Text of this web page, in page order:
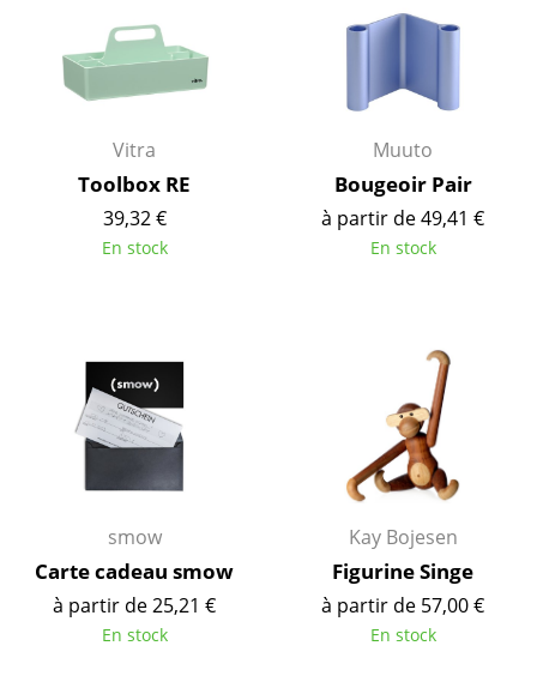
Pièces détachées
... voir tous les rangements
Luminaires
Suspensions & Plafonniers
Lampes de table
Lampes de sol
Appliques murales
Luminaires d’extérieur
... voir tous les luminaires
Vitra
Toolbox RE
39,32 €
En stock
Muuto
Bougeoir Pair
à partir de 49,41 €
En stock
smow
Carte cadeau smow
à partir de 25,21 €
En stock
Kay Bojesen
Figurine Singe
à partir de 57,00 €
En stock